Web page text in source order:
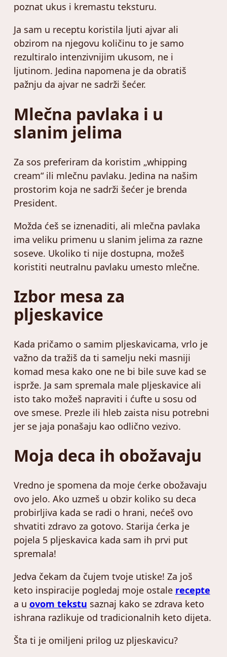
poznat ukus i kremastu teksturu.
Ja sam u receptu koristila ljuti ajvar ali
obzirom na njegovu količinu to je samo
rezultiralo intenzivnijim ukusom, ne i
ljutinom. Jedina napomena je da obratiš
pažnju da ajvar ne sadrži šećer.
Mlečna pavlaka i u
slanim jelima
Za sos preferiram da koristim „whipping
cream“ ili mlečnu pavlaku. Jedina na našim
prostorim koja ne sadrži šećer je brenda
President.
Možda ćeš se iznenaditi, ali mlečna pavlaka
ima veliku primenu u slanim jelima za razne
soseve. Ukoliko ti nije dostupna, možeš
koristiti neutralnu pavlaku umesto mlečne.
Izbor mesa za
pljeskavice
Kada pričamo o samim pljeskavicama, vrlo je
važno da tražiš da ti samelju neki masniji
komad mesa kako one ne bi bile suve kad se
isprže. Ja sam spremala male pljeskavice ali
isto tako možeš napraviti i ćufte u sosu od
ove smese. Prezle ili hleb zaista nisu potrebni
jer se jaja ponašaju kao odlično vezivo.
Moja deca ih obožavaju
Vredno je spomena da moje ćerke obožavaju
ovo jelo. Ako uzmeš u obzir koliko su deca
probirljiva kada se radi o hrani, nećeš ovo
shvatiti zdravo za gotovo. Starija ćerka je
pojela 5 pljeskavica kada sam ih prvi put
spremala!
Jedva čekam da čujem tvoje utiske! Za još
keto inspiracije pogledaj moje ostale recepte
a u ovom tekstu saznaj kako se zdrava keto
ishrana razlikuje od tradicionalnih keto dijeta.
Šta ti je omiljeni prilog uz pljeskavicu?